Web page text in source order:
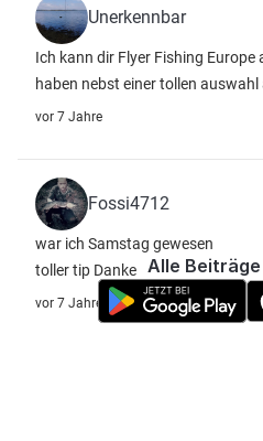
Unerkennbar
Ich kann dir Flyer Fishing Europe
haben nebst einer tollen
vor 7 Jahre
Fossi4712
war ich Samstag gewesen
toller tip Danke
vor 7 Jahre
Alle